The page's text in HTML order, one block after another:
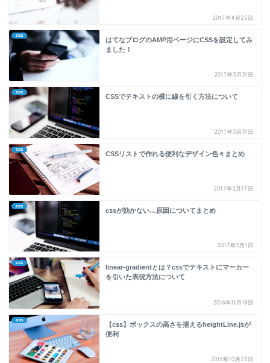
2017年4月25日
css
はてなブログのAMP用ページにCSSを設定してみ
ました！
2017年3月31日
css
CSSでテキストの横に線を引く方法について
2017年3月31日
css
CSSリストで作れる便利なデザイン色々まとめ
2017年2月17日
css
cssが効かない…原因についてまとめ
2017年2月1日
css
linear-gradientとは？cssでテキストにマーカー
を引いた表現方法について
2016年11月18日
css
【css】ボックスの高さを揃えるheightLine.jsが
便利
2016年10月25日